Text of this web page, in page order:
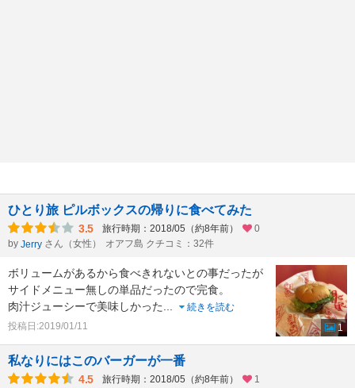
ひとり旅 ピルボックスの帰りに食べてみた
3.5 旅行時期：2018/05（約8年前）
0
by Jerry さん（女性） オアフ島 クチコミ：32件
ボリュームがあるから食べきれないとの事だったが
サイドメニュー無しの単品だったので完食。
肉汁ジューシーで美味しかった...
続きを読む
投稿日:2019/01/11
1
私なりにはこのバーガーが一番
4.5 旅行時期：2018/05（約8年前）
1